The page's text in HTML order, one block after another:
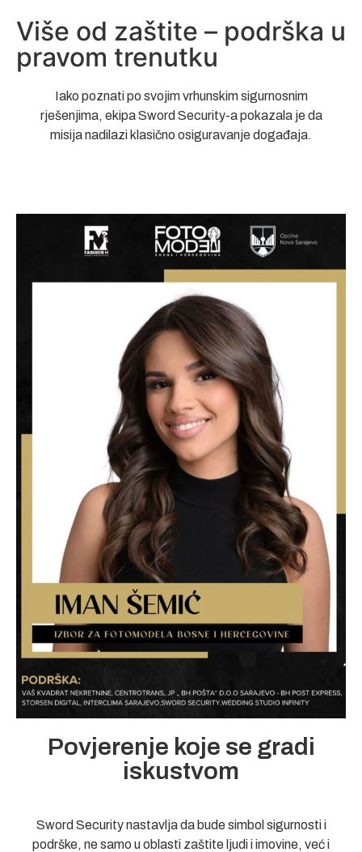
Više od zaštite – podrška u
pravom trenutku
Iako poznati po svojim vrhunskim sigurnosnim
rješenjima, ekipa Sword Security-a pokazala je da
misija nadilazi klasično osiguravanje događaja.
Povjerenje koje se gradi
iskustvom
Sword Security nastavlja da bude simbol sigurnosti i
podrške, ne samo u oblasti zaštite ljudi i imovine, već i